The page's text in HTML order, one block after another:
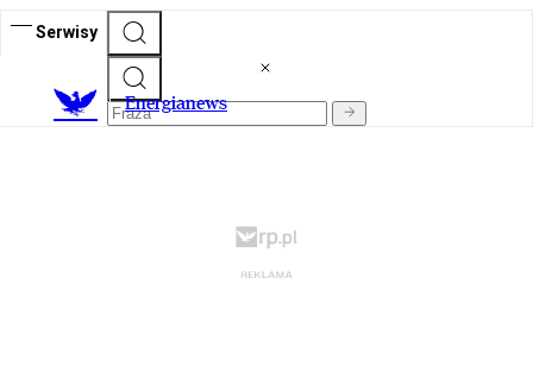
Serwisy
Energianews